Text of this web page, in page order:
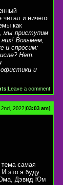
и ничего
как
мы приступим
Возьмем,
и спросим:
Нет.
и
|Leave a comment
2022|03:03 am]
тема самая
И это я буду
Юма, Дэвид Юм